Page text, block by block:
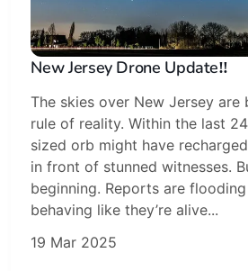
New Jersey Drone Update‼️
The skies over New Jersey are
rule of reality. Within the last
sized orb might have
in front of stunned witnesses.
beginning. Reports are
behaving like they’re alive...
19 Mar 2025